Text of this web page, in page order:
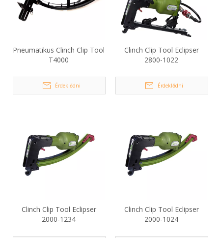
Pneumatikus Clinch Clip Tool
T4000
Érdeklődni
Clinch Clip Tool Eclipser
2800-1022
Érdeklődni
Clinch Clip Tool Eclipser
2000-1234
Clinch Clip Tool Eclipser
2000-1024